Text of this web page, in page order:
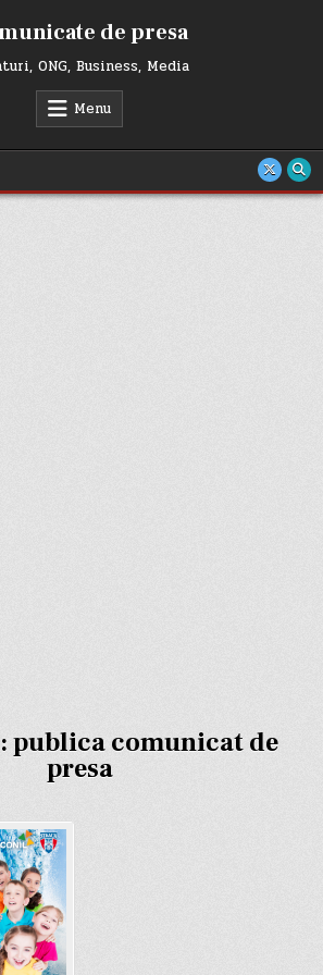
de presa
ONG, Business, Media
Menu
publica comunicat de
presa